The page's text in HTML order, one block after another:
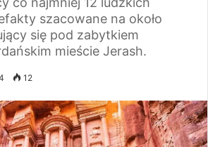
szacowane na około
się pod zabytkiem
mieście Jerash.
12